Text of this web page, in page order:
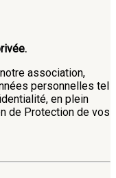
association,
personnelles tel
en plein
de Protection de vos